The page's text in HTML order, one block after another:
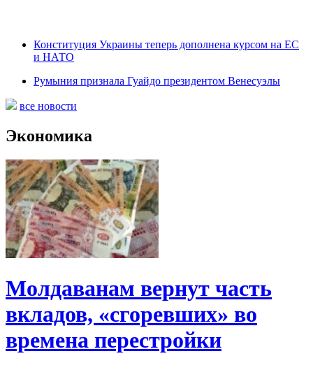
Конституция Украины теперь дополнена курсом на ЕС
и НАТО
Румыния признала Гуайдо президентом Венесуэлы
все новости
Экономика
Молдаванам вернут часть
вкладов, «сгоревших» во
времена перестройки